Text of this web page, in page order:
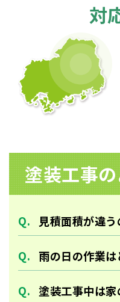
対
塗装⼯事
見積面積が違
雨の日の作業は
塗装工事中は